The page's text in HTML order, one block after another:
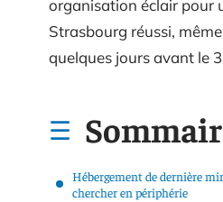
organisation éclair pour
Strasbourg réussi,
quelques jours avant le
Hébergement de dernière
chercher en périphérie